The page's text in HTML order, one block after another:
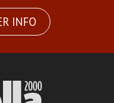
INFO